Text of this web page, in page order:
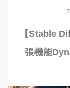
【Stable
張機能